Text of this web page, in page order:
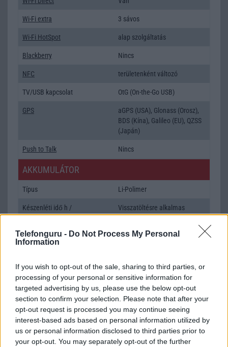
Telefonguru - Do Not Process My Personal
Information
If you wish to opt-out of the sale, sharing to third parties, or
processing of your personal or sensitive information for
targeted advertising by us, please use the below opt-out
section to confirm your selection. Please note that after your
opt-out request is processed you may continue seeing
interest-based ads based on personal information utilized by
us or personal information disclosed to third parties prior to
your opt-out. You may separately opt-out of the further
Wi-Fi extra 3 sávos
Wi-Fi HotSpot alap szolgáltatás
Blackberry Nincs
NFC területenként változó
TV/USB kapcsolat OtG (On-the-Go USB)
GPS
aGPS (USA), Glonass (Orosz),
BDS (Kína), Galileo (EU), QZSS
(Japán)
Push to Talk Nincs
AKKUMULÁTOR
Típus Li-Polimer
Készenléti idő h /
Cserélhetőség
Visszatöltésre alkalmas
(Power Bank)
Beszélgetési idő h /
Gyorstöltés
Vezeték nélkül tölthetõ!
ALKALMAZÁSOK ÉS ÉRZÉKELŐK
Java Nincs
Ujjlenyomat olvasó
SNS integráció alap szolgáltatás
Organizer alap szolgáltatás